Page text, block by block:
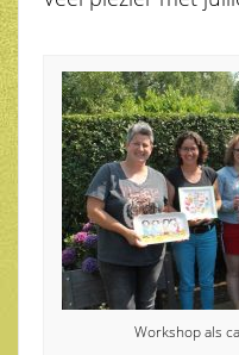
Workshop als